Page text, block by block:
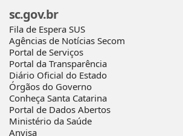
sc.gov.br
Fila de Espera SUS
Agências de Notícias Secom
Portal de Serviços
Portal da Transparência
Diário Oficial do Estado
Órgãos do Governo
Conheça Santa Catarina
Portal de Dados Abertos
Ministério da Saúde
Anvisa